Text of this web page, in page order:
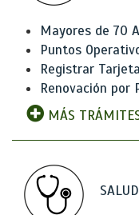
Mayores de 70
Puntos
Registrar Tarjeta
Renovación por
MÁS
SALUD